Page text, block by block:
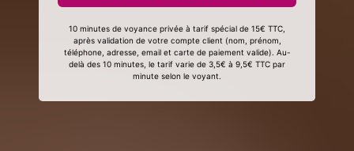
10 minutes de voyance privée à tarif spécial de 15€ TTC,
après validation de votre compte client (nom, prénom,
téléphone, adresse, email et carte de paiement valide). Au-
delà des 10 minutes, le tarif varie de 3,5€ à 9,5€ TTC par
minute selon le voyant.